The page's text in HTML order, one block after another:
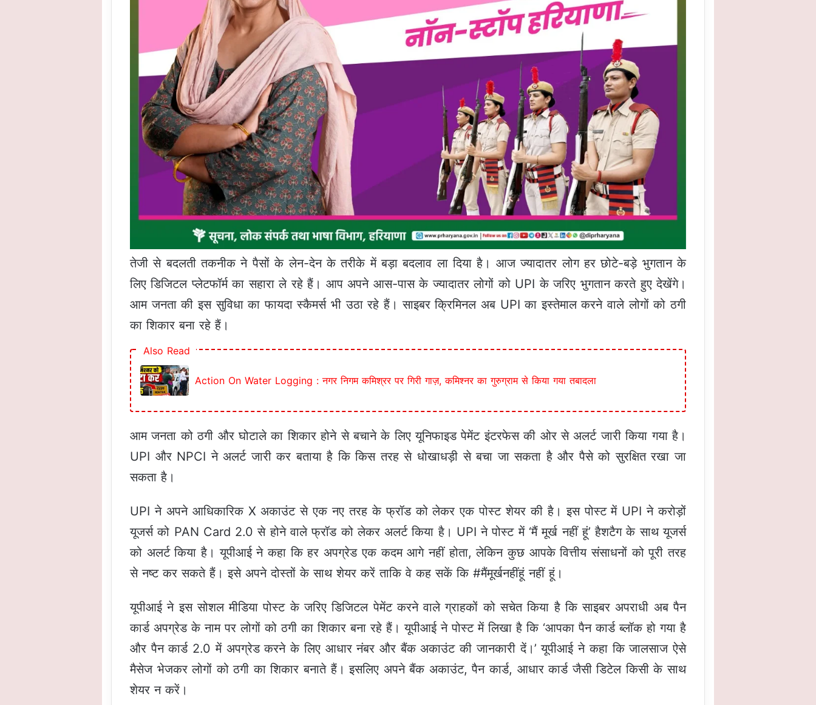
तेजी से बदलती तकनीक ने पैसों के लेन-देन के तरीके में बड़ा बदलाव ला दिया है। आज ज्यादातर लोग हर छोटे-बड़े भुगतान के
लिए डिजिटल प्लेटफॉर्म का सहारा ले रहे हैं। आप अपने आस-पास के ज्यादातर लोगों को UPI के जरिए भुगतान करते हुए देखेंगे।
आम जनता की इस सुविधा का फायदा स्कैमर्स भी उठा रहे हैं। साइबर क्रिमिनल अब UPI का इस्तेमाल करने वाले लोगों को ठगी
का शिकार बना रहे हैं।
Also Read
Action On Water Logging : नगर निगम कमिश्रर पर गिरी गाज़, कमिश्नर का गुरुग्राम से किया गया तबादला
आम जनता को ठगी और घोटाले का शिकार होने से बचाने के लिए यूनिफाइड पेमेंट इंटरफेस की ओर से अलर्ट जारी किया गया है।
UPI और NPCI ने अलर्ट जारी कर बताया है कि किस तरह से धोखाधड़ी से बचा जा सकता है और पैसे को सुरक्षित रखा जा
सकता है।
UPI ने अपने आधिकारिक X अकाउंट से एक नए तरह के फ्रॉड को लेकर एक पोस्ट शेयर की है। इस पोस्ट में UPI ने करोड़ों
यूजर्स को PAN Card 2.0 से होने वाले फ्रॉड को लेकर अलर्ट किया है। UPI ने पोस्ट में ‘मैं मूर्ख नहीं हूं’ हैशटैग के साथ यूजर्स
को अलर्ट किया है। यूपीआई ने कहा कि हर अपग्रेड एक कदम आगे नहीं होता, लेकिन कुछ आपके वित्तीय संसाधनों को पूरी तरह
से नष्ट कर सकते हैं। इसे अपने दोस्तों के साथ शेयर करें ताकि वे कह सकें कि #मैंमूर्खनहींहूं नहीं हूं।
यूपीआई ने इस सोशल मीडिया पोस्ट के जरिए डिजिटल पेमेंट करने वाले ग्राहकों को सचेत किया है कि साइबर अपराधी अब पैन
कार्ड अपग्रेड के नाम पर लोगों को ठगी का शिकार बना रहे हैं। यूपीआई ने पोस्ट में लिखा है कि ‘आपका पैन कार्ड ब्लॉक हो गया है
और पैन कार्ड 2.0 में अपग्रेड करने के लिए आधार नंबर और बैंक अकाउंट की जानकारी दें।’ यूपीआई ने कहा कि जालसाज ऐसे
मैसेज भेजकर लोगों को ठगी का शिकार बनाते हैं। इसलिए अपने बैंक अकाउंट, पैन कार्ड, आधार कार्ड जैसी डिटेल किसी के साथ
शेयर न करें।